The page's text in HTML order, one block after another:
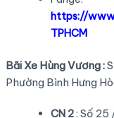
https://
TPHCM
Bãi Xe Hùng Vương :
Phường Bình Hưng
CN 2: Số 25